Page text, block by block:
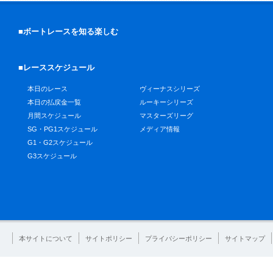
■ボートレースを知る楽しむ
■レーススケジュール
本日のレース
本日の払戻金一覧
月間スケジュール
SG・PG1スケジュール
G1・G2スケジュール
G3スケジュール
ヴィーナスシリーズ
ルーキーシリーズ
マスターズリーグ
メディア情報
本サイトについて サイトポリシー プライバシーポリシー サイトマップ